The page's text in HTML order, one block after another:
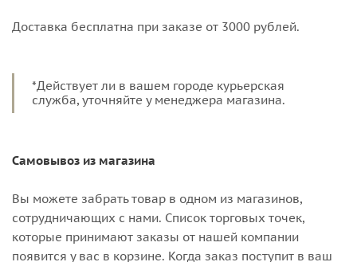
Доставка бесплатна при заказе от 3000 рублей.
*Действует ли в вашем городе курьерская
служба, уточняйте у менеджера магазина.
Самовывоз из магазина
Вы можете забрать товар в одном из магазинов,
сотрудничающих с нами. Список торговых точек,
которые принимают заказы от нашей компании
появится у вас в корзине. Когда заказ поступит в ваш